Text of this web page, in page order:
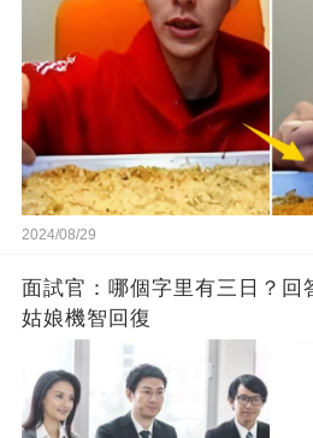
2024/08/29
面試官：哪個字里有三日？回
姑娘機智回復